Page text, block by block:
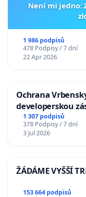
Není mi jedno:
1 986 podpisů
478 Podpisy / 7 dní
22 Apr 2026
Ochrana
developerskou
1 307 podpisů
378 Podpisy / 7 dní
3 Jul 2026
ŽÁDÁME VYŠŠÍ
153 664 podpisů